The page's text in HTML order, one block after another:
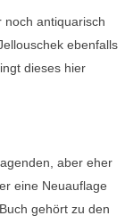
noch antiquarisch
ebenfalls
dieses hier
aber eher
eine Neuauflage
gehört zu den